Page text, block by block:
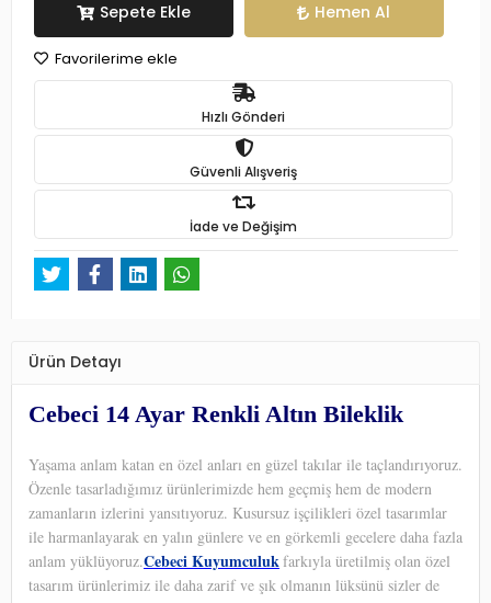
Sepete Ekle Hemen Al
Favorilerime ekle
Hızlı Gönderi
Güvenli Alışveriş
İade ve Değişim
Ürün Detayı
Cebeci 14 Ayar Renkli Altın Bileklik
Yaşama anlam katan en özel anları en güzel takılar ile taçlandırıyoruz.
Özenle tasarladığımız ürünlerimizde hem geçmiş hem de modern
zamanların izlerini yansıtıyoruz. Kusursuz işçilikleri özel tasarımlar
ile harmanlayarak en yalın günlere ve en görkemli gecelere daha fazla
anlam yüklüyoruz.Cebeci Kuyumculukfarkıyla üretilmiş olan özel
tasarım ürünlerimiz ile daha zarif ve şık olmanın lüksünü sizler de